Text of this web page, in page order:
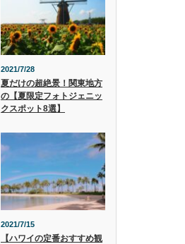
2021/7/28
夏だけの超絶景！関東地方
の【夏限定フォトジェニッ
クスポット8選】
2021/7/15
【ハワイの定番おすすめ観